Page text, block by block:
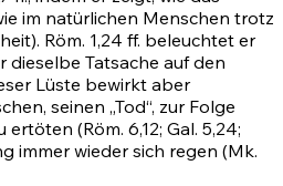
im natürlichen Menschen trotz
Röm. 1,24 ff. beleuchtet er
dieselbe Tatsache auf den
Lüste bewirkt aber
seinen „Tod“, zur Folge
ertöten (Röm. 6,12; Gal. 5,24;
immer wieder sich regen (Mk.